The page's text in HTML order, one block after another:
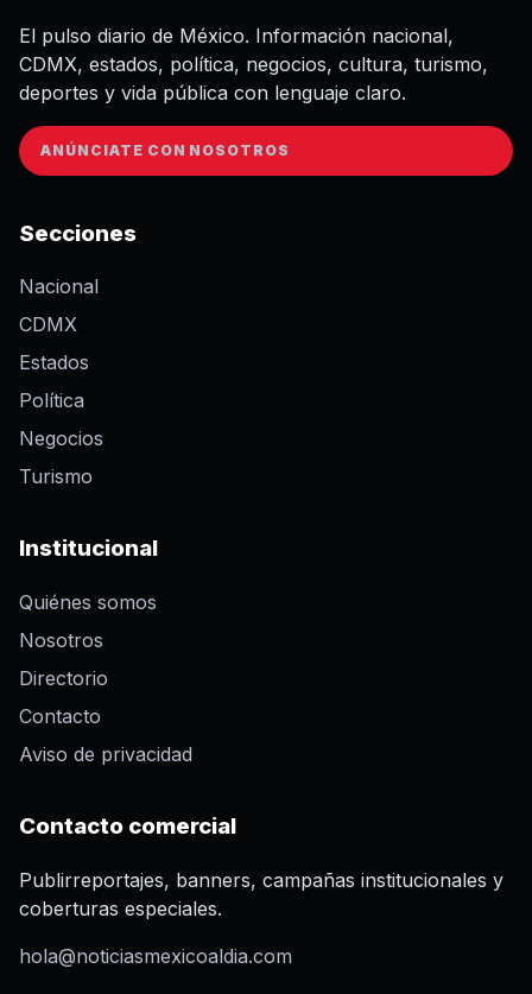
El pulso diario de México. Información nacional,
CDMX, estados, política, negocios, cultura, turismo,
deportes y vida pública con lenguaje claro.
ANÚNCIATE CON NOSOTROS
Secciones
Nacional
CDMX
Estados
Política
Negocios
Turismo
Institucional
Quiénes somos
Nosotros
Directorio
Contacto
Aviso de privacidad
Contacto comercial
Publirreportajes, banners, campañas institucionales y
coberturas especiales.
hola@noticiasmexicoaldia.com